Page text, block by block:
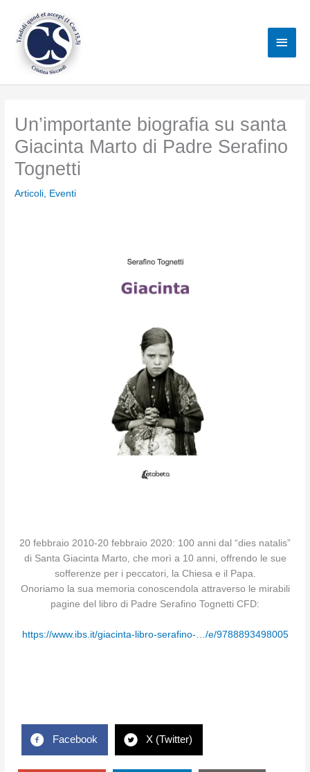
contenuto
Un’importante biografia su santa
Giacinta Marto di Padre Serafino
Tognetti
Articoli, Eventi
20 febbraio 2010-20 febbraio 2020: 100 anni dal “dies natalis”
di Santa Giacinta Marto, che morì a 10 anni, offrendo le sue
sofferenze per i peccatori, la Chiesa e il Papa.
Onoriamo la sua memoria conoscendola attraverso le mirabili
pagine del libro di Padre Serafino Tognetti CFD:
https://www.ibs.it/giacinta-libro-serafino-…/e/9788893498005
Facebook X (Twitter)